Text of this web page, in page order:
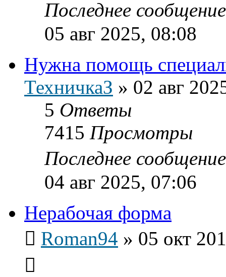
Последнее
05 авг 2025, 08:08
Нужна помощь
ТехничкаЗ » 02 авг
5 Ответы
7415 Просмотры
Последнее
04 авг 2025, 07:06
Нерабочая форма
Roman94 » 05 окт